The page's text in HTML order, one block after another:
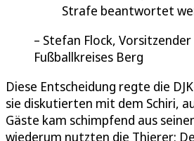
Strafe beantwortet
Stefan Flock,
Fußballkreises Berg
Diese Entscheidung regte die
sie diskutierten mit dem Schiri,
Gäste kam schimpfend aus
wiederum nutzten die Thierer: